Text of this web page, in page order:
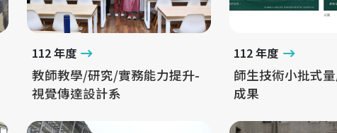
112 年度
教師教學/研究/實務能力提升-
視覺傳達設計系
112 年度
師生技術小批式
成果